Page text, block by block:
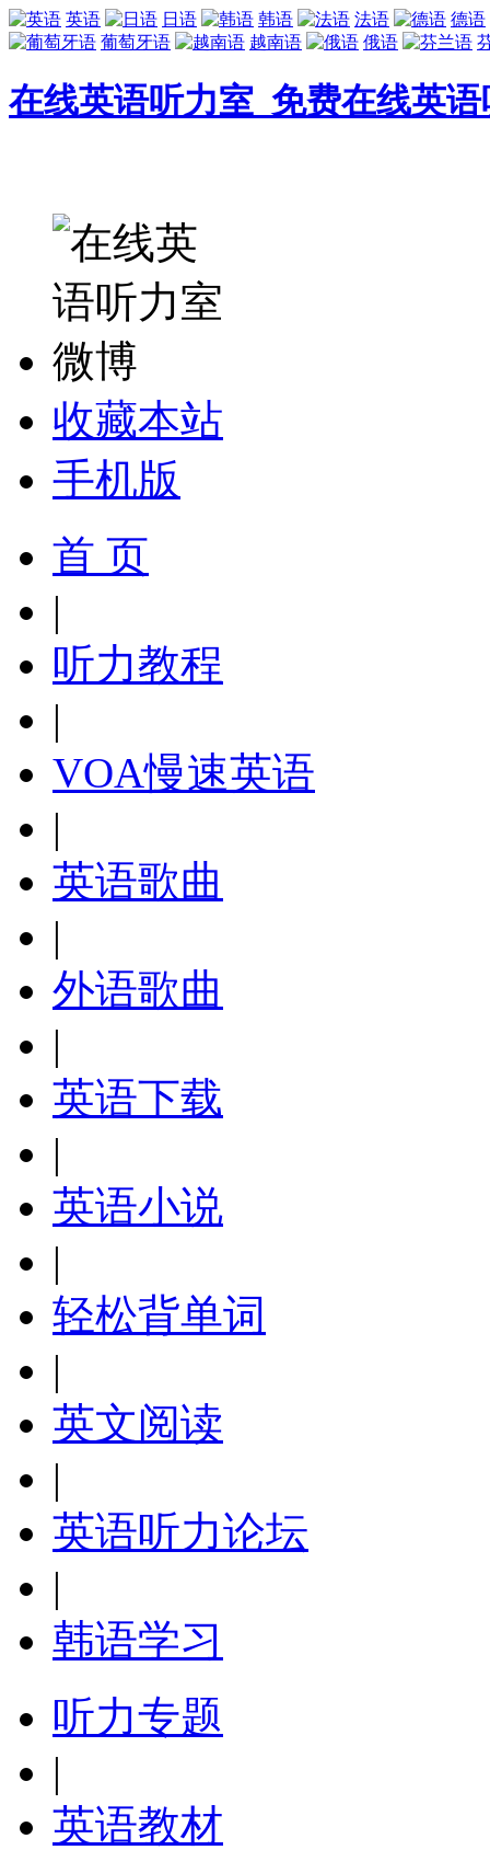
英语 日语 韩语 法语
德语
葡萄牙语
越南语 俄语
在线英语听力室_免费在线英
收藏本站
手机版
首 页
|
听力教程
|
VOA慢速英语
|
英语歌曲
|
外语歌曲
|
英语下载
|
英语小说
|
轻松背单词
|
英文阅读
|
英语听力论坛
|
韩语学习
听力专题
|
英语教材